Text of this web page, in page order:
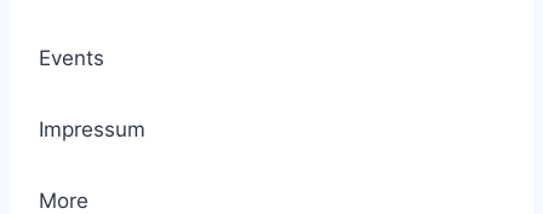
Events
Impressum
More